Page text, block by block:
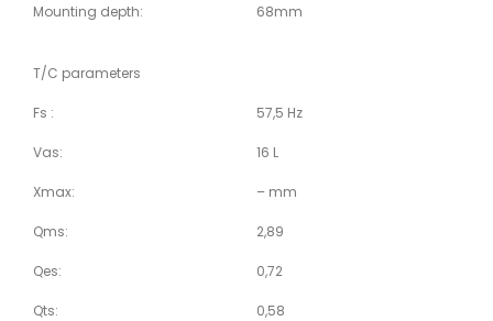
Mounting depth: 68mm
T/C parameters
Fs : 57,5 Hz
Vas: 16 L
Xmax: – mm
Qms: 2,89
Qes: 0,72
Qts: 0,58